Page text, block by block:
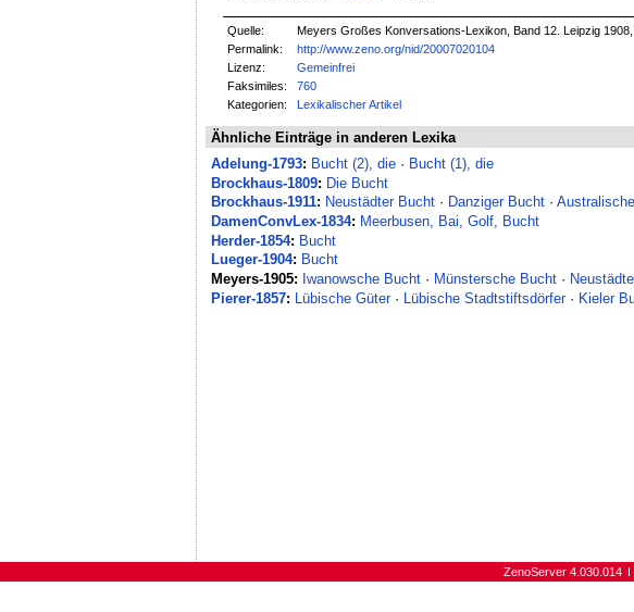
Quelle:
Meyers Großes Konversations-Lexikon, Band 12. Leipzig 1908,
Permalink:
http://www.zeno.org/nid/20007020104
Lizenz:
Gemeinfrei
Faksimiles:
760
Kategorien:
Lexikalischer Artikel
Ähnliche Einträge in anderen Lexika
Adelung-1793: Bucht (2), die · Bucht (1), die
Brockhaus-1809: Die Bucht
Brockhaus-1911: Neustädter Bucht · Danziger Bucht ·
DamenConvLex-1834: Meerbusen, Bai, Golf, Bucht
Herder-1854: Bucht
Lueger-1904: Bucht
Meyers-1905: Iwanowsche Bucht · Münstersche Bucht ·
Pierer-1857: Lübische Güter· Lübische Stadtstiftsdörfer· Kieler
ZenoServer 4.030.014